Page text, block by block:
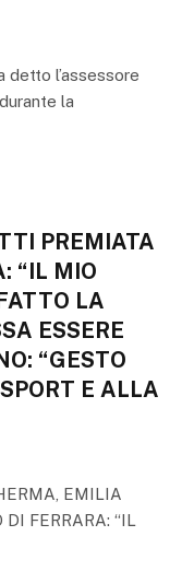
detto l’assessore
la
PREMIATA
“IL MIO
LA
ESSERE
“GESTO
E ALLA
EMILIA
FERRARA: “IL